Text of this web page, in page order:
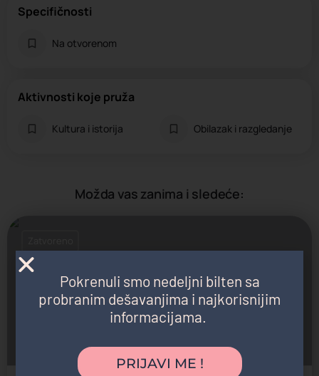
Specifičnosti
Na otvorenom
Aktivnosti koje pruža
Kultura i istorija Obilazak i razgledanje
Možda vas zanima i sledeće:
Manastir Rača
Pokrenuli smo nedeljni bilten sa
probranim dešavanjima i najkorisnijim
informacijama.
PRIJAVI ME !